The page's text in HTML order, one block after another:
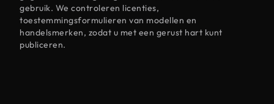
gebruik. We controleren licenties,
toestemmingsformulieren van modellen en
handelsmerken, zodat u met een gerust hart kunt
publiceren.